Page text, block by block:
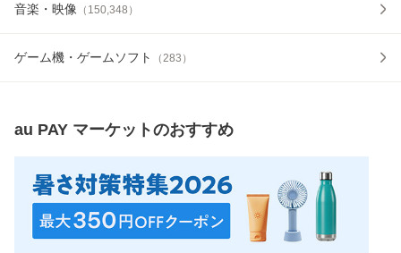
音楽・映像 （ 150,348 ）
ゲーム機・ゲームソフト （283 ）
au PAY マーケットのおすすめ